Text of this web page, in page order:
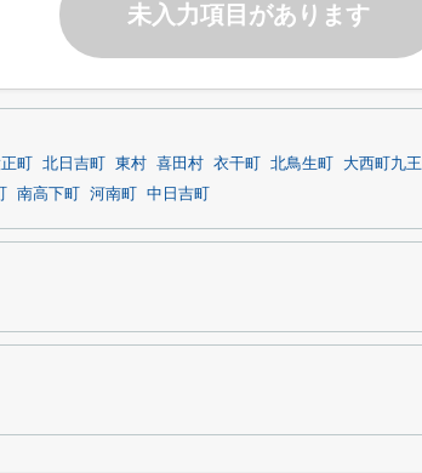
未入力項目があります
町 北日吉町 東村 喜田村 衣干町 北鳥生町 大西町九王
南高下町 河南町 中日吉町